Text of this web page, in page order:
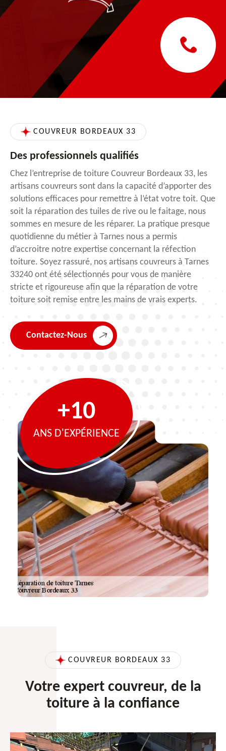
COUVREUR BORDEAUX 33
Des professionnels qualifiés
Chez l’entreprise de toiture Couvreur Bordeaux 33, les
artisans couvreurs sont dans la capacité d’apporter des
solutions efficaces pour remettre à l’état votre toit. Que
soit la réparation des tuiles de rive ou le faitage, nous
sommes en mesure de les réparer. La pratique presque
quotidienne du métier à Tarnes nous a permis
d’accroitre notre expertise concernant la réfection
toiture. Soyez rassuré, nos artisans couvreurs à Tarnes
33240 ont été sélectionnés pour vous de manière
stricte et rigoureuse afin que la réparation de votre
toiture soit remise entre les mains de vrais experts.
Contactez-Nous
+10
ANS D'EXPÉRIENCE
COUVREUR BORDEAUX 33
Votre expert couvreur, de la
toiture à la confiance